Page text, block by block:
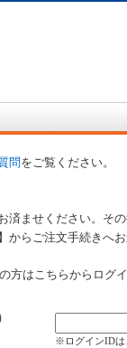
問をご覧ください。
ませください。そ
からご注文手続きへお
方はこちらからログ
）
※ログインIDは